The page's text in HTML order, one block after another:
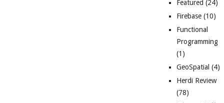
Featured (24)
Firebase (10)
Functional
Programming
(1)
GeoSpatial (4)
Herdi Review
(78)